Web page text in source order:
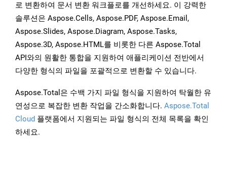
로 변환하여 문서 변환 워크플로를 개선하세요. 이 강력한
솔루션은 Aspose.Cells, Aspose.PDF, Aspose.Email,
Aspose.Slides, Aspose.Diagram, Aspose.Tasks,
Aspose.3D, Aspose.HTML를 비롯한 다른 Aspose.Total
API와의 원활한 통합을 지원하여 애플리케이션 전반에서
다양한 형식의 파일을 포괄적으로 변환할 수 있습니다.
Aspose.Total은 수백 가지 파일 형식을 지원하여 탁월한 유
연성으로 복잡한 변환 작업을 간소화합니다. Aspose.Total
Cloud 플랫폼에서 지원되는 파일 형식의 전체 목록을 확인
하세요.